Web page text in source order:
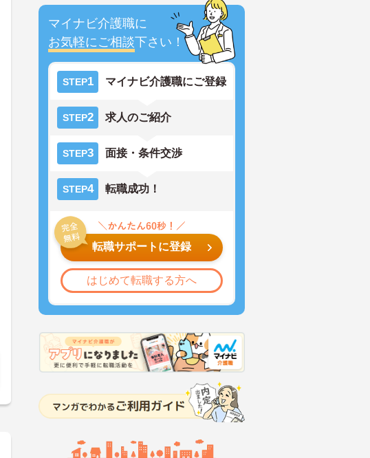
マイナビ介護職に
お気軽にご相談下さい！
STEP1 マイナビ介護職にご登録
STEP2 求人のご紹介
STEP3 面接・条件交渉
STEP4 転職成功！
転職サポートに登録
はじめて転職する方へ